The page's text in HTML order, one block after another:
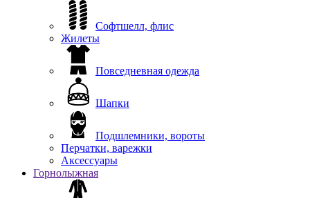
Софтшелл, флис
Жилеты
Повседневная одежда
Шапки
Подшлемники, вороты
Перчатки, варежки
Аксессуары
Горнолыжная